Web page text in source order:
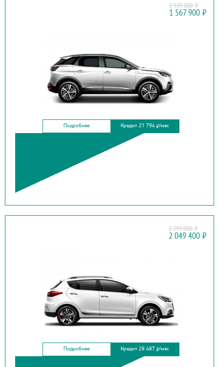
1 939 000₽
1 567 900 ₽
Подробнее Кредит 21 794 ₽/мес
2 799 000₽
2 049 400 ₽
Подробнее Кредит 28 487 ₽/мес